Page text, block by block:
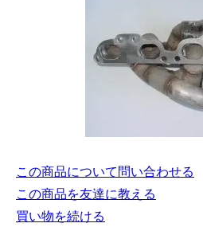
この商品について問い合わせる
この商品を友達に教える
買い物を続ける